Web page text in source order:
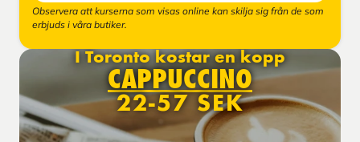
Observera att kurserna som visas online kan skilja sig från de som
erbjuds i våra butiker.
I Toronto kostar en kopp
CAPPUCCINO
22-57 SEK